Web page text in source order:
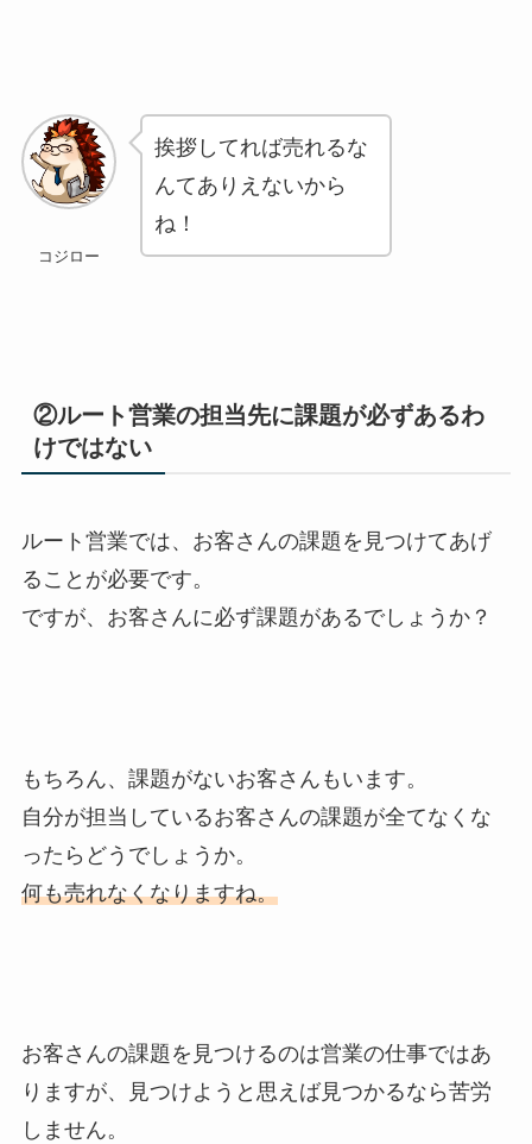
コジロー
挨拶してれば売れるな
んてありえないから
ね！
②ルート営業の担当先に課題が必ずあるわ
けではない
ルート営業では、お客さんの課題を見つけてあげ
ることが必要です。
ですが、 お客さんに必ず課題があるでしょうか？
もちろん、課題がないお客さんもいます。
自分が担当しているお客さんの課題が全てなくな
ったらどうでしょうか。
何も売れなくなりますね。
お客さんの課題を見つけるのは営業の仕事ではあ
りますが、見つけようと思えば見つかるなら苦労
しません。